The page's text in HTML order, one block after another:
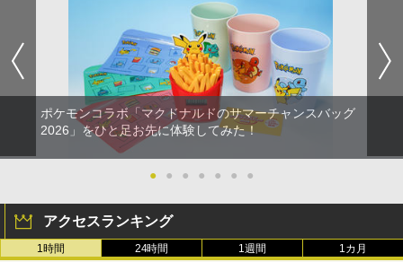
ポケモンコラボ「マクドナルドのサマーチャンスバッグ
2026」をひと足お先に体験してみた！
● ● ● ● ● ● ●
アクセスランキング
1時間 24時間 1週間 1カ月